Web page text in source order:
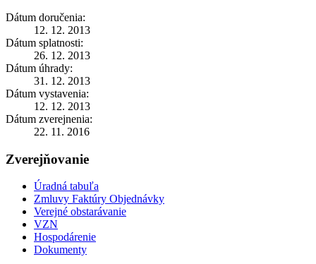
Dátum doručenia:
12. 12. 2013
Dátum splatnosti:
26. 12. 2013
Dátum úhrady:
31. 12. 2013
Dátum vystavenia:
12. 12. 2013
Dátum zverejnenia:
22. 11. 2016
Zverejňovanie
Úradná tabuľa
Zmluvy Faktúry Objednávky
Verejné obstarávanie
VZN
Hospodárenie
Dokumenty